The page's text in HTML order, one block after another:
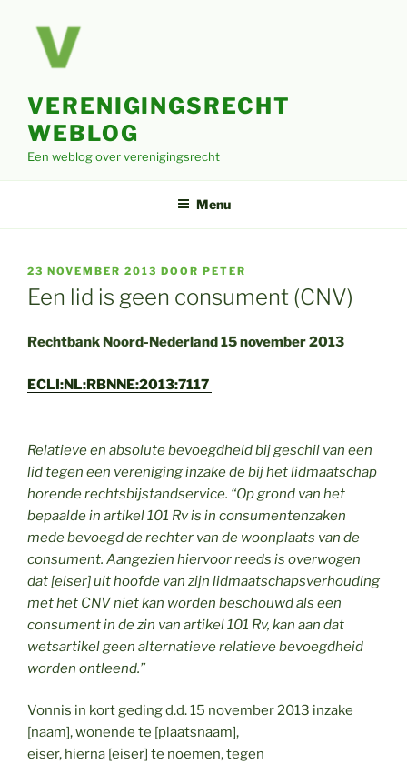
VERENIGINGSRECHT
WEBLOG
Een weblog over verenigingsrecht
Menu
GEPLAATST
OP
23 NOVEMBER 2013 DOOR PETER
Een lid is geen consument (CNV)
Rechtbank Noord-Nederland 15 november 2013
ECLI:NL:RBNNE:2013:7117
Relatieve en absolute bevoegdheid bij geschil van een
lid tegen een vereniging inzake de bij het lidmaatschap
horende rechtsbijstandservice. “Op grond van het
bepaalde in artikel 101 Rv is in consumentenzaken
mede bevoegd de rechter van de woonplaats van de
consument. Aangezien hiervoor reeds is overwogen
dat [eiser] uit hoofde van zijn lidmaatschapsverhouding
met het CNV niet kan worden beschouwd als een
consument in de zin van artikel 101 Rv, kan aan dat
wetsartikel geen alternatieve relatieve bevoegdheid
worden ontleend.”
Vonnis in kort geding d.d. 15 november 2013 inzake
[naam], wonende te [plaatsnaam],
eiser, hierna [eiser] te noemen, tegen